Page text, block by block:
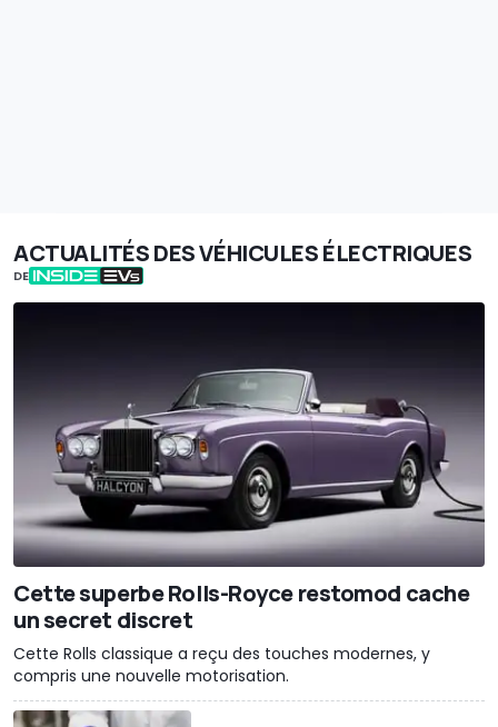
ACTUALITÉS DES VÉHICULES ÉLECTRIQUES
DE
Cette superbe Rolls-Royce restomod cache
un secret discret
Cette Rolls classique a reçu des touches modernes, y
compris une nouvelle motorisation.